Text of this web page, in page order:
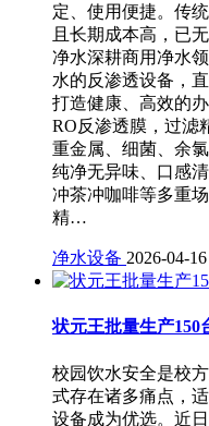
定、使用便捷。传
且长期成本高，已
净水深耕商用净水
水的反渗透设备，
打造健康、高效的
RO反渗透膜，过滤
重金属、细菌、余
纯净无异味、口感
冲茶冲咖啡等多重
精…
净水设备 2026-04-16
状元王批量生产150
校园饮水安全是校
式存在诸多痛点，
设备成为优选。近